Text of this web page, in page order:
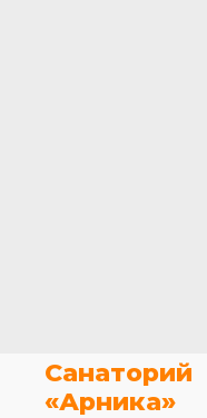
Санаторий
«Арника»